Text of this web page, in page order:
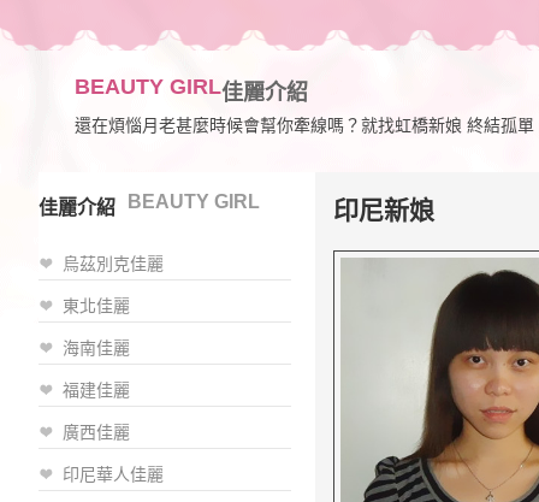
BEAUTY GIRL佳麗介紹
還在煩惱月老甚麼時候會幫你牽線嗎？就找虹橋新娘 終結孤
佳麗介紹 BEAUTY GIRL
烏茲別克佳麗
東北佳麗
海南佳麗
福建佳麗
廣西佳麗
印尼華人佳麗
印尼新娘